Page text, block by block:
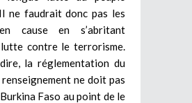
ne faudrait donc pas les
cause en s’abritant
contre le terrorisme.
la réglementation du
ne doit pas
Faso au point de le